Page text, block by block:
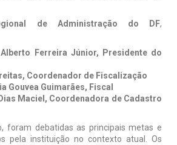
de Administração do DF,
Ferreira Júnior, Presidente do
Coordenador de Fiscalização
Gouvea Guimarães, Fiscal
Maciel, Coordenadora de Cadastro
foram debatidas as principais metas e
pela instituição no contexto atual. Os